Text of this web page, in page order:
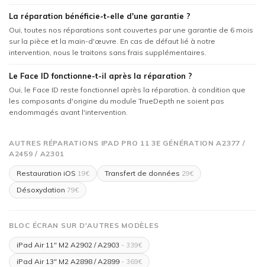
La réparation bénéficie-t-elle d'une garantie ?
Oui, toutes nos réparations sont couvertes par une garantie de 6 mois
sur la pièce et la main-d'œuvre. En cas de défaut lié à notre
intervention, nous le traitons sans frais supplémentaires.
Le Face ID fonctionne-t-il après la réparation ?
Oui, le Face ID reste fonctionnel après la réparation, à condition que
les composants d'origine du module TrueDepth ne soient pas
endommagés avant l'intervention.
AUTRES RÉPARATIONS IPAD PRO 11 3E GÉNÉRATION A2377 /
A2459 / A2301
Restauration iOS 19€ Transfert de données 29€
Désoxydation 79€
BLOC ÉCRAN SUR D'AUTRES MODÈLES
iPad Air 11" M2 A2902 / A2903 - 339€
iPad Air 13" M2 A2898 / A2899 - 369€